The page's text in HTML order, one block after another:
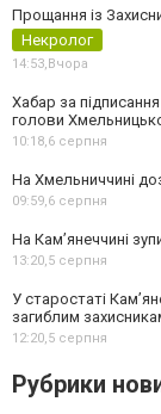
Прощання із
Некролог
14:53,Вчора
Хабар за
голови
10:18,6 серпня
На Хмельниччині
09:59,6 серпня
На Камʼянеччині
13:20,5 серпня
У старостаті
загиблим
12:20,5 серпня
Рубрики